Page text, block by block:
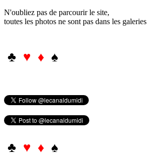
N'oubliez pas de parcourir le site,
toutes les photos ne sont pas dans les galeries
♣ ♥ ♦ ♠
♣ ♥ ♦ ♠